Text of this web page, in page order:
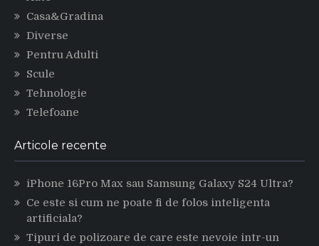
Casa&Gradina
Diverse
Pentru Adulti
Scule
Tehnologie
Telefoane
Articole recente
iPhone 16Pro Max sau Samsung Galaxy S24 Ultra?
Ce este si cum ne poate fi de folos inteligenta
artificiala?
Tipuri de polizoare de care este nevoie intr-un